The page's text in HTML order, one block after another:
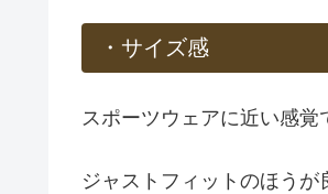
・サイズ感
スポーツウェアに近い感覚
ジャストフィットのほう